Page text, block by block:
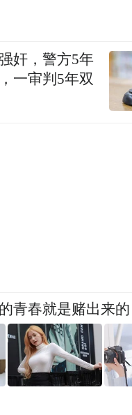
奸，警方5年
一审判5年双
青春就是赌出来的